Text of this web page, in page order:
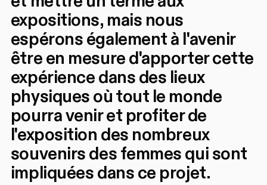
expositions, mais nous
espérons également à l'avenir
être en mesure d'apporter cette
expérience dans des lieux
physiques où tout le monde
pourra venir et profiter de
l'exposition des nombreux
souvenirs des femmes qui sont
impliquées dans ce projet.